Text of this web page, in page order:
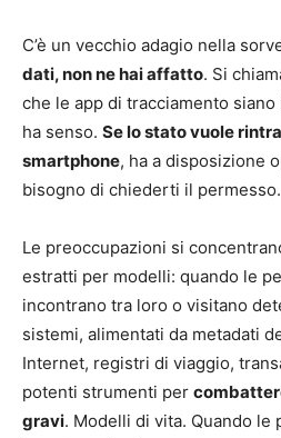
C’è un vecchio adagio nella
dati, non ne hai affatto. Si
che le app di tracciamento
ha senso. Se lo stato vuole
smartphone, ha a disposizione
bisogno di chiederti il permesso.
Le preoccupazioni si
estratti per modelli: quando le
incontrano tra loro o visitano
sistemi, alimentati da metadati
Internet, registri di viaggio,
potenti strumenti per
gravi. Modelli di vita. Quando